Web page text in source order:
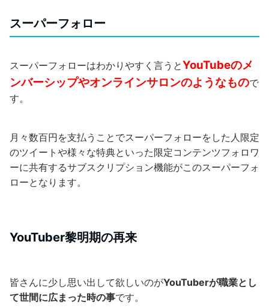
スーパーフォロー
スーパーフォローはわかりやすく言うとYouTubeのメ
ンバーシップやオンラインサロンのようなもので
す。
月々数百円を支払うことでスーパーフォローをした人限定
のツイートや様々な特典といった限定コンテンツフォロワ
ーに共有するサブスクリプション機能がこのスーパーフォ
ローとなります。
YouTuber黎明期の再来
皆さんに少し思い出して欲しいのがYouTuberが職業とし
て世間に広まった時の事です。